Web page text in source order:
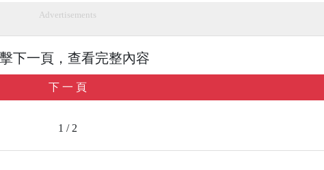
Advertisements
下一頁，查看完整內容
下 一 頁
1 / 2